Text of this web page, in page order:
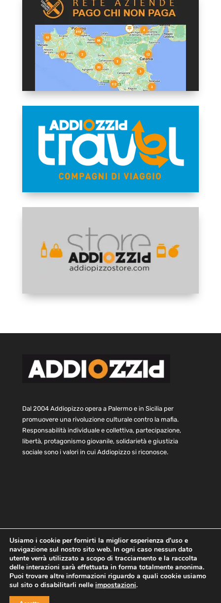
Dal 2004 Addiopizzo opera a Palermo e in Sicilia per
promuovere una rivoluzione culturale contro la mafia.
Responsabilità individuale e collettiva, partecipazione,
libertà, protagonismo giovanile, solidarietà e giustizia
sociale sono i valori in cui Addiopizzo si riconosce.
Home Statuto e bilancio
Contatti
Privacy
Cookie Child Protection Policy
Copyright © 2021 AddioPizzo | Tutti i diritti riservati | Sede
Usiamo i cookie per fornirti la miglior esperienza d'uso e
navigazione sul nostro sito web. In ogni caso nessun dato
utente verrà utilizzato a scopo di tracciamento e la raccolta
delle interazioni sarà effettuata in forma totalmente anonima.
Puoi trovare altre informazioni riguardo a quali cookie usiamo
sul sito o disabilitarli nelle impostazioni.